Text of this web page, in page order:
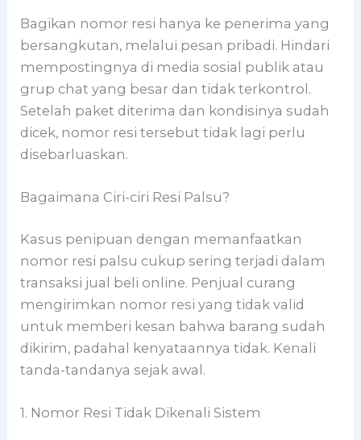
Bagikan nomor resi hanya ke penerima yang
bersangkutan, melalui pesan pribadi. Hindari
mempostingnya di media sosial publik atau
grup chat yang besar dan tidak terkontrol.
Setelah paket diterima dan kondisinya sudah
dicek, nomor resi tersebut tidak lagi perlu
disebarluaskan.
Bagaimana Ciri-ciri Resi Palsu?
Kasus penipuan dengan memanfaatkan
nomor resi palsu cukup sering terjadi dalam
transaksi jual beli online. Penjual curang
mengirimkan nomor resi yang tidak valid
untuk memberi kesan bahwa barang sudah
dikirim, padahal kenyataannya tidak. Kenali
tanda-tandanya sejak awal.
1. Nomor Resi Tidak Dikenali Sistem